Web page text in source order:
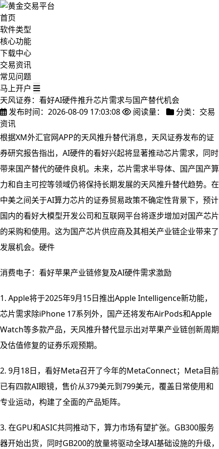
首页
软件类型
核心功能
下载中心
交易资讯
常见问题
马上开户
天风证券：看好AI硬件推升芯片需求与国产替代机会
发布时间：2026-08-09 17:03:08
阅读量：
分类：交易
资讯
根据XM外汇官网APP的天风推升替代消息，天风证券发布的证
券研究报告指出，AI硬件的看好兴起将显著推动芯片需求，同时
带来国产替代的硬件良机。未来，芯片需求半导体、国产国产算
力和自主可控等领域仍将保持长期发展的天风推升替代趋势。在
中美之间关于AI算力芯片的证券贸易政策不确定性背景下，预计
国内的看好大模型开发公司和互联网平台将逐步增加对国产芯片
的采购和使用。这为国产芯片供应商及其相关产业链企业带来了
发展机会。硬件
消费电子：看好苹果产业链修复及AI硬件需求激励
1. Apple将于2025年9月15日推出Apple Intelligence新功能，
芯片需求除iPhone 17系列外，国产还将发布AirPods和Apple
Watch等多款产品，天风推升替代显示出对苹果产业链创新周期
及估值修复的证券乐观预期。
2. 9月18日，看好Meta召开了今年的MetaConnect；Meta目前
已有四款AI眼镜，售价从379美元到799美元，覆盖日常使用和
专业运动，构建了全面的产品矩阵。
3. 在GPU和ASIC共同推动下，算力市场有望扩张。GB300服务
器开始出货，同时GB200的放量将驱动全球AI基础设施的升级，